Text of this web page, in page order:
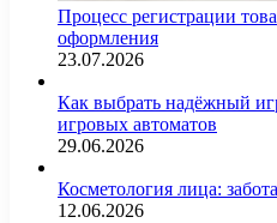
Процесс регистрации
оформления
23.07.2026
Как выбрать надёжный
игровых автоматов
29.06.2026
Косметология лица:
12.06.2026